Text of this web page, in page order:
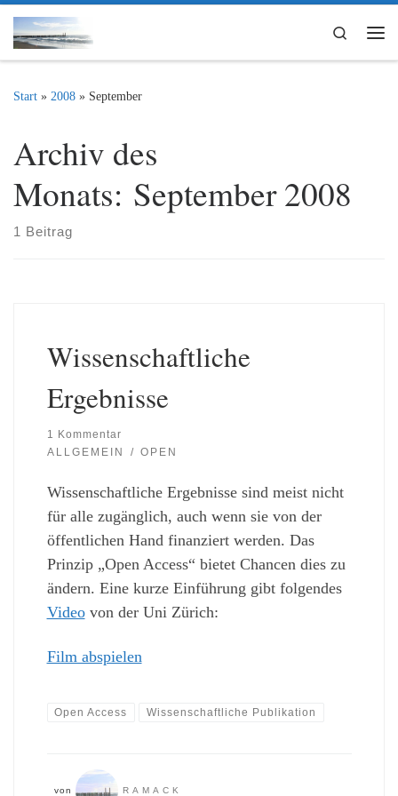
Zum Inhalt springen
Search
Start » 2008 » September
Archiv des
Monats: September 2008
1 Beitrag
Wissenschaftliche
Ergebnisse
1 Kommentar
ALLGEMEIN
OPEN
Wissenschaftliche Ergebnisse sind meist nicht
für alle zugänglich, auch wenn sie von der
öffentlichen Hand finanziert werden. Das
Prinzip „Open Access“ bietet Chancen dies zu
ändern. Eine kurze Einführung gibt folgendes
Videovon der Uni Zürich:
Film abspielen
Open Access Wissenschaftliche Publikation
von RAMACK